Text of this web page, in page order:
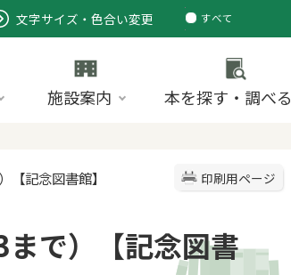
文字サイズ・色合い変更
すべて
ページ
施設案内 本を探す・調べる
印刷用ページ
記念図書館】
まで）【記念図書